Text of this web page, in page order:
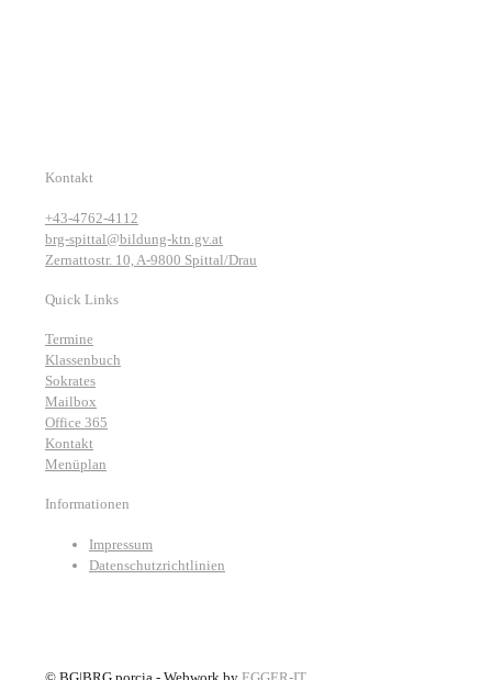
Kontakt
+43-4762-4112
brg-spittal@bildung-ktn.gv.at
Zernattostr. 10, A-9800 Spittal/Drau
Quick Links
Termine
Klassenbuch
Sokrates
Mailbox
Office 365
Kontakt
Menüplan
Informationen
Impressum
Datenschutzrichtlinien